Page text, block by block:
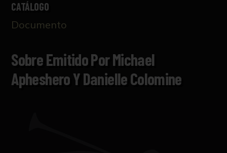
CATÁLOGO
Documento
Sobre Emitido Por Michael
Apheshero Y Danielle Colomine